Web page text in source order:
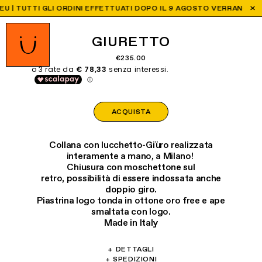
GLI ORDINI EFFETTUATI DOPO IL 9 AGOSTO VERRANO
GIURETTO
€235.00
ACQUISTA
Collana con lucchetto-Giüro realizzata
interamente a mano, a Milano!
Chiusura con moschettone sul
retro, possibilità di essere indossata anche
doppio giro.
Piastrina logo tonda in ottone oro free e ape
smaltata con logo.
Made in Italy
+ DETTAGLI
+ SPEDIZIONI